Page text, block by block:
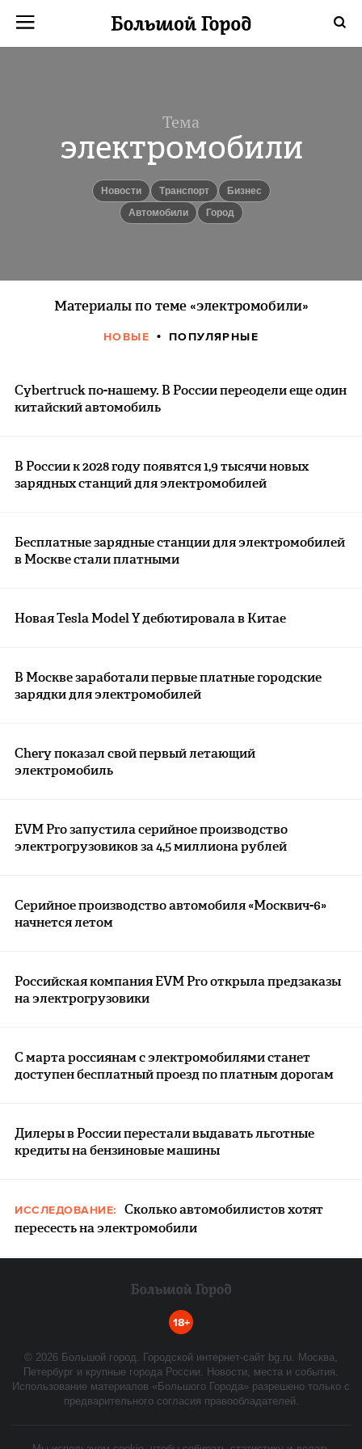
Тема
электромобили
новости транспорт
бизнес
автомобили
город
Материалы по теме «электромобили»
НОВЫЕ ПОПУЛЯРНЫЕ
Cybertruck по-нашему. В России переодели еще один
китайский автомобиль
В России к 2028 году появятся 1,9 тысячи новых
зарядных станций для электромобилей
Бесплатные зарядные станции для электромобилей
в Москве стали платными
Новая Tesla Model Y дебютировала в Китае
В Москве заработали первые платные городские
зарядки для электромобилей
Chery показал свой первый летающий
электромобиль
EVM Pro запустила серийное производство
электрогрузовиков за 4,5 миллиона рублей
Серийное производство автомобиля «Москвич-6»
начнется летом
Российская компания EVM Pro открыла предзаказы
на электрогрузовики
С марта россиянам с электромобилями станет
доступен бесплатный проезд по платным дорогам
Дилеры в России перестали выдавать льготные
кредиты на бензиновые машины
ИССЛЕДОВАНИЕ:
Сколько автомобилистов хотят
пересесть на электромобили
18+
© 2026 Большой город. Городской интернет-сайт bg.ru. Москва,
Петербург и крупные города России. Новости, места и события.
Использование материалов «Большого Города» разрешено только с
предварительного согласия правообладателей.